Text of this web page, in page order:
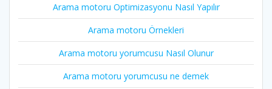
Arama motoru Optimizasyonu Nasıl Yapılır
Arama motoru Örnekleri
Arama motoru yorumcusu Nasıl Olunur
Arama motoru yorumcusu ne demek